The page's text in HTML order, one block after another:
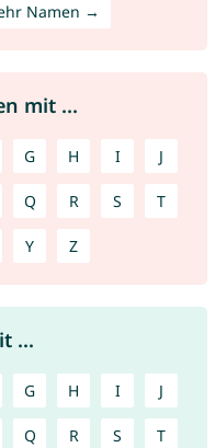
Namen →
mit ...
G H I J
Q R S T
Y Z
...
G H I J
Q R S T